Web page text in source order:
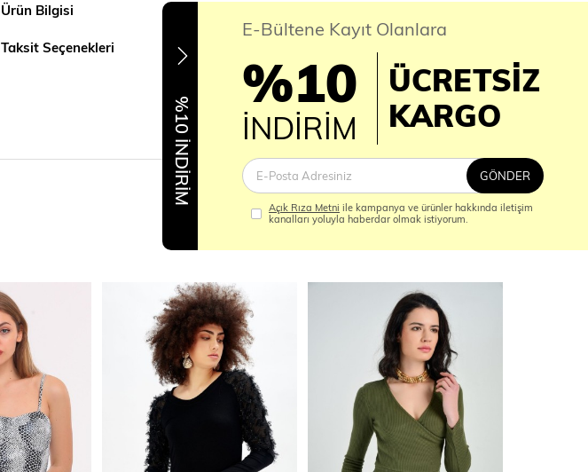
Ürün Bilgisi
Taksit Seçenekleri
%10 İNDİRİM
E-Bültene Kayıt Olanlara
%10
İNDİRİM
ÜCRETSİZ
KARGO
GÖNDER
Açık Rıza Metni ile kampanya ve ürünler hakkında iletişim
kanalları yoluyla haberdar olmak istiyorum.